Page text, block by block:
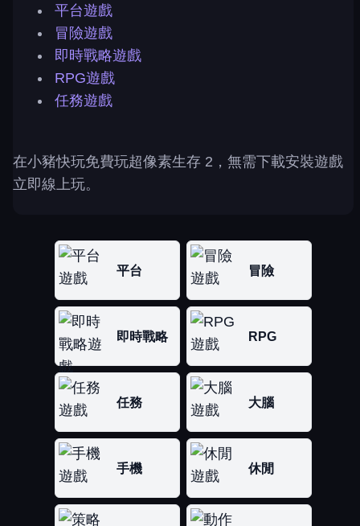
平台遊戲
冒險遊戲
即時戰略遊戲
RPG遊戲
任務遊戲
在小豬快玩免費玩超像素生存 2，無需下載安裝遊戲
立即線上玩。
平台 冒險
即時戰略 RPG
任務 大腦
手機 休閒